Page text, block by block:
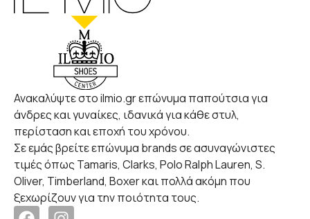
Ανακαλύψτε στο ilmio.gr επώνυμα παπούτσια για
άνδρες και γυναίκες, ιδανικά για κάθε στυλ,
περίσταση και εποχή του χρόνου.
Σε εμάς βρείτε επώνυμα brands σε ασυναγώνιστες
τιμές όπως Tamaris, Clarks, Polo Ralph Lauren, S.
Oliver, Timberland, Boxer και πολλά ακόμη που
ξεχωρίζουν για την ποιότητα τους.